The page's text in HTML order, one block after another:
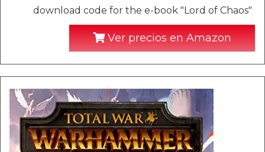
download code for the e-book "Lord of Chaos"
Ver precios en Amazon